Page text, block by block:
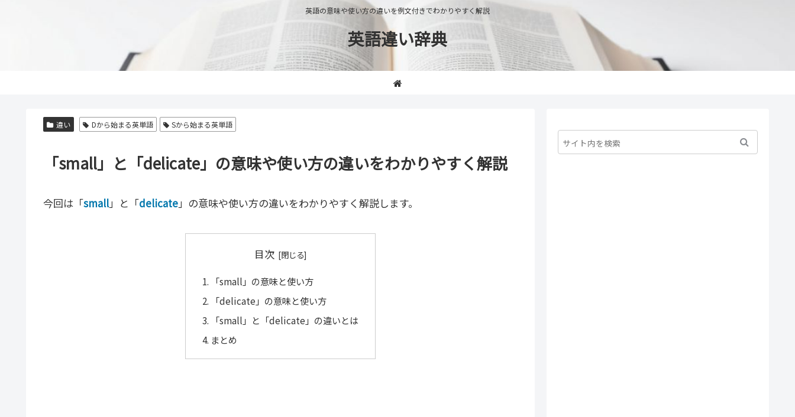
英語の意味や使い方の違いを例文付きでわかりやすく解説
英語違い辞典
違い Dから始まる英単語 Sから始まる英単語
「small」と「delicate」の意味や使い方の違いをわかりやすく解説
今回は「small」と「delicate」の意味や使い方の違いをわかりやすく解説します。
目次
「small」の意味と使い方
「delicate」の意味と使い方
「small」と「delicate」の違いとは
まとめ